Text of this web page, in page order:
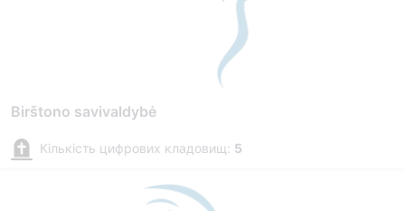
Birštono savivaldybė
Кількість цифрових кладовищ: 5